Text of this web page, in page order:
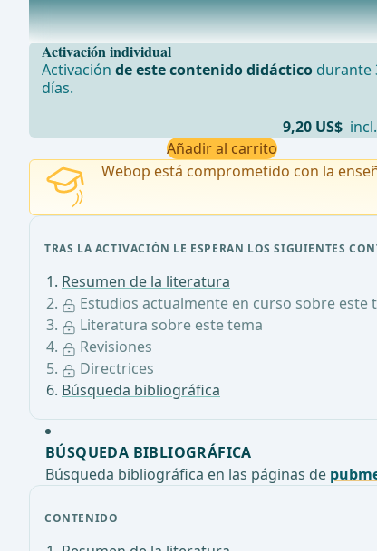
CONTENIDO
Factores pronósticos y predictores de la
Activación individual
Activaciónde este contenido didáctico durante
días.
9,20 US$
Añadir al carrito
Webop está comprometido con la
TRAS LA ACTIVACIÓN LE ESPERAN LOS SIGUIENTES
Resumen de la literatura
Estudios actualmente en curso sobre este
Literatura sobre este tema
Revisiones
Directrices
Búsqueda bibliográfica
BÚSQUEDA BIBLIOGRÁFICA
Búsqueda bibliográfica en las páginas de